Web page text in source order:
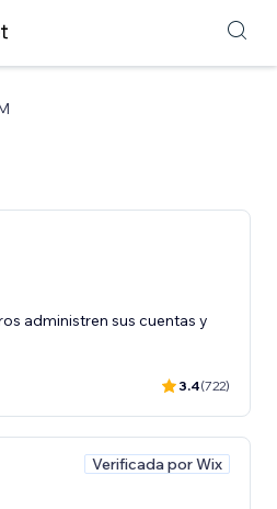
administren sus cuentas y
3.4(722)
Verificada por Wix